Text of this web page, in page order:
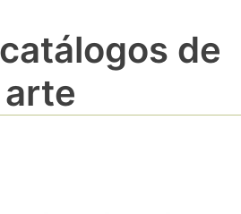
de
arte